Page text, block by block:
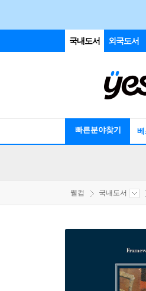
국내도서 외국도서
빠른분야찾기 베
웰컴 국내도서